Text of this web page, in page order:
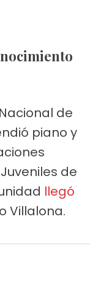
de
piano y
de
llegó
Villalona.